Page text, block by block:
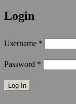
Login
Username *
Password *